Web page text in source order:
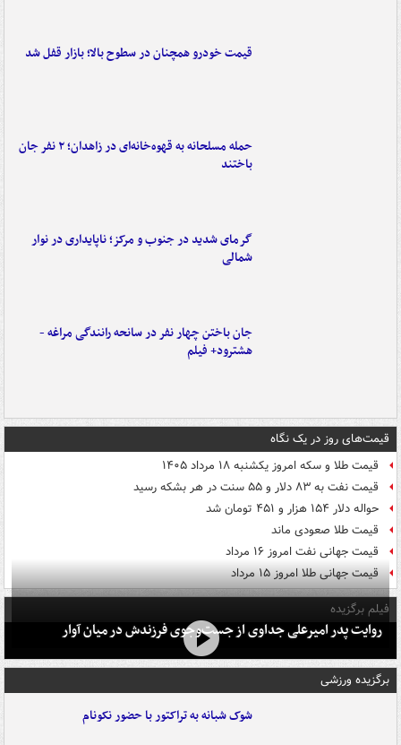
قیمت خودرو همچنان در سطوح بالا؛ بازار قفل شد
حمله مسلحانه به قهوه‌خانه‌ای در زاهدان؛ ۲ نفر جان
باختند
گرمای شدید در جنوب و مرکز؛ ناپایداری در نوار
شمالی
جان باختن چهار نفر در سانحه رانندگی مراغه -
هشترود+ فیلم
قیمت‌های روز در یک نگاه
قیمت طلا و سکه امروز یکشنبه ۱۸ مرداد ۱۴۰۵
قیمت نفت به ۸۳ دلار و ۵۵ سنت در هر بشکه رسید
حواله دلار ۱۵۴ هزار و ۴۵۱ تومان شد
قیمت طلا صعودی ماند
قیمت جهانی نفت امروز ۱۶ مرداد
قیمت جهانی طلا امروز ۱۵ مرداد
فیلم برگزیده
روایت پدر امیرعلی جداوی از جست‌وجوی فرزندش در میان آوار
برگزیده ورزشی
شوک شبانه به تراکتور با حضور نکونام